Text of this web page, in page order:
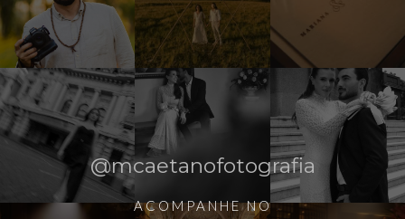
@mcaetanofotografia
ACOMPANHE NO